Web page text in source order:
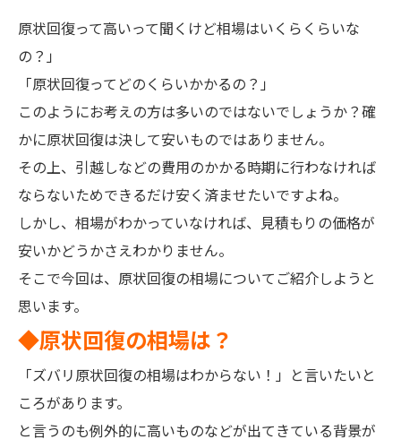
原状回復って高いって聞くけど相場はいくらくらいな
の？」
「原状回復ってどのくらいかかるの？」
このようにお考えの方は多いのではないでしょうか？確
かに原状回復は決して安いものではありません。
その上、引越しなどの費用のかかる時期に行わなければ
ならないためできるだけ安く済ませたいですよね。
しかし、相場がわかっていなければ、見積もりの価格が
安いかどうかさえわかりません。
そこで今回は、原状回復の相場についてご紹介しようと
思います。
◆原状回復の相場は？
「ズバリ原状回復の相場はわからない！」と言いたいと
ころがあります。
と言うのも例外的に高いものなどが出てきている背景が